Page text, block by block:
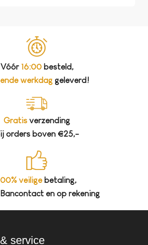
Vóór 16:00besteld,
werkdaggeleverd!
Gratis verzending
orders boven €25,-
veiligebetaling,
Bancontact en op rekening
service